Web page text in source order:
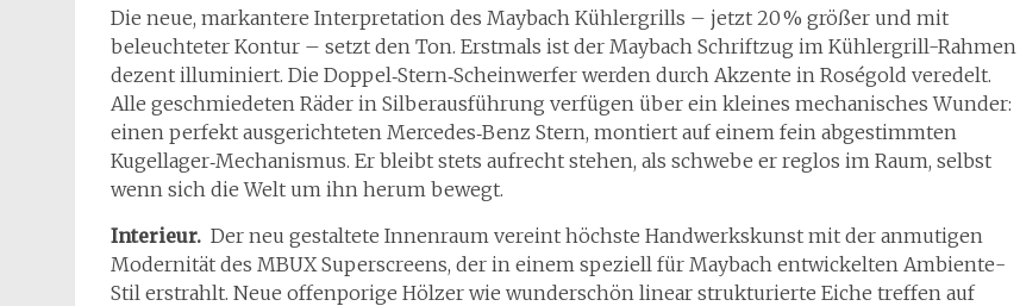
Die neue, markantere Interpretation des Maybach Kühlergrills – jetzt 20 % größer und mit
beleuchteter Kontur – setzt den Ton. Erstmals ist der Maybach Schriftzug im Kühlergrill-Rahmen
dezent illuminiert. Die Doppel‑Stern‑Scheinwerfer werden durch Akzente in Roségold veredelt.
Alle geschmiedeten Räder in Silberausführung verfügen über ein kleines mechanisches Wunder:
einen perfekt ausgerichteten Mercedes‑Benz Stern, montiert auf einem fein abgestimmten
Kugellager‑Mechanismus. Er bleibt stets aufrecht stehen, als schwebe er reglos im Raum, selbst
wenn sich die Welt um ihn herum bewegt.
Interieur. Der neu gestaltete Innenraum vereint höchste Handwerkskunst mit der anmutigen
Modernität des MBUX Superscreens, der in einem speziell für Maybach entwickelten Ambiente-
Stil erstrahlt. Neue offenporige Hölzer wie wunderschön linear strukturierte Eiche treffen auf